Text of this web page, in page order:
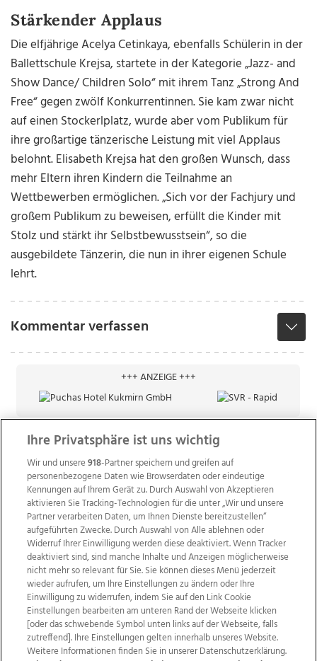
Stärkender Applaus
Die elfjährige Acelya Cetinkaya, ebenfalls Schülerin in der
Ballettschule Krejsa, startete in der Kategorie „Jazz- and
Show Dance/ Children Solo“ mit ihrem Tanz „Strong And
Free“ gegen zwölf Konkurrentinnen. Sie kam zwar nicht
auf einen Stockerlplatz, wurde aber vom Publikum für
ihre großartige tänzerische Leistung mit viel Applaus
belohnt. Elisabeth Krejsa hat den großen Wunsch, dass
mehr Eltern ihren Kindern die Teilnahme an
Wettbewerben ermöglichen. „Sich vor der Fachjury und
großem Publikum zu beweisen, erfüllt die Kinder mit
Stolz und stärkt ihr Selbstbewusstsein“, so die
ausgebildete Tänzerin, die nun in ihrer eigenen Schule
lehrt.
Kommentar verfassen
+++ ANZEIGE +++
Wir über uns Mediadaten Kontakt
Jobs
Datenschutz
Impressum
AGB Anzeigekunden
AGB Website
Ehrenkodex Politische Werbung
Ihre Privatsphäre ist uns wichtig
Wir und unsere918-Partner speichern und greifen auf
personenbezogene Daten wie Browserdaten oder eindeutige
Kennungen auf Ihrem Gerät zu. Durch Auswahl von Akzeptieren
aktivieren Sie Tracking-Technologien für die unter „Wir und unsere
Partner verarbeiten Daten, um Ihnen Dienste bereitzustellen“
aufgeführten Zwecke. Durch Auswahl von Alle ablehnen oder
Widerruf Ihrer Einwilligung werden diese deaktiviert. Wenn Tracker
deaktiviert sind, sind manche Inhalte und Anzeigen möglicherweise
nicht mehr so relevant für Sie. Sie können dieses Menü jederzeit
wieder aufrufen, um Ihre Einstellungen zu ändern oder Ihre
Einwilligung zu widerrufen, indem Sie auf den Link Cookie
Einstellungen bearbeiten am unteren Rand der Webseite klicken
[oder das schwebende Symbol unten links auf der Webseite, falls
zutreffend]. Ihre Einstellungen gelten innerhalb unseres Website.
Weitere Informationen finden Sie in unserer Datenschutzerklärung.